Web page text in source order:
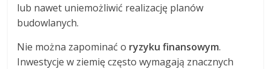
lub nawet uniemożliwić realizację planów
budowlanych.
Nie można zapominać o ryzyku finansowym.
Inwestycje w ziemię często wymagają znacznych